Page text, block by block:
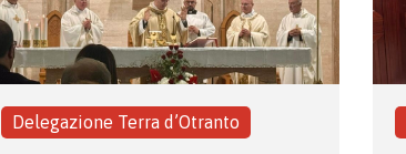
Delegazione Terra d’Otranto